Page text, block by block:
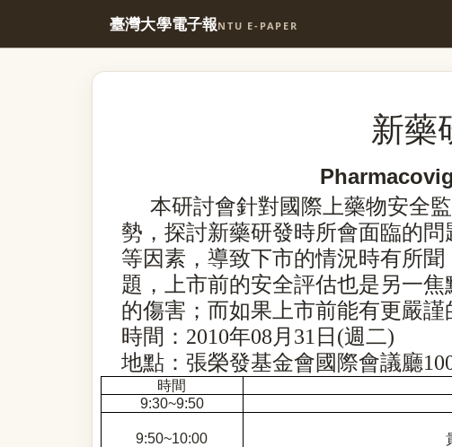
臺灣大學電子報NTU E-PAPER
新藥
本研討會針對國際上藥物安全
勢，探討新藥研發時所會面臨的
等因素，導致下市的情況時有所
題，上市前的安全評估也是另一
的傷害；而如果上市前能有更嚴
時間：2010年08月31日(週二)
地點：張榮發基金會國際會議廳
時間
9:30~9:50
9:50~10:00